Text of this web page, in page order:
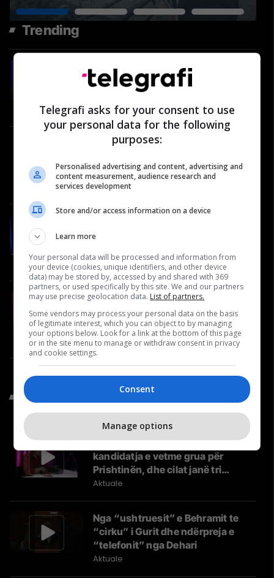
Trending
#78: Shëndeti në rend të parë -
Pasionare Xharra-Budima,
Specialiste e Ortodoncisë
Video
A po humb Kosova momentin
"Përballje Podcast" #35
Përballje
Bujar Gashi, Specialist i
Video
A po bëhet e pamundur të
prodhosh në Kosovë? | Kushtrim
Ajvazi në Përballje Podcast #36
Përballje
Të Fundit nga Aktuale
Kush është Besa Shahini,
kandidatja e vetme grua për
Prishtinën, dhe cilat janë tri
synimet e saj?
Aktuale
Nga “ushtruesit” e Behramit te
“cirku” i Gurit dhe ndërpreja e
“telefonit” nga Dehari
Aktuale
Telegrafi asks for your consent to use
your personal data for the following
purposes:
Personalised advertising and content, advertising and
content measurement, audience research and
services development
Store and/or access information on a device
Learn more
Your personal data will be processed and information from
your device (cookies, unique identifiers, and other device
data) may be stored by, accessed by and shared with 369
partners, or used specifically by this site. We and our partners
may use precise geolocation data. List of partners.
Some vendors may process your personal data on the basis
of legitimate interest, which you can object to by managing
your options below. Look for a link at the bottom of this page
or in the site menu to manage or withdraw consent in privacy
and cookie settings.
Consent
Manage options